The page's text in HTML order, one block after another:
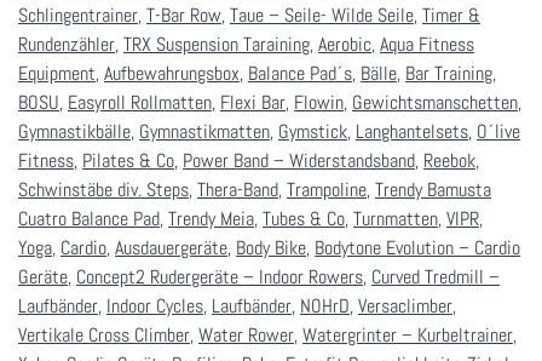
Schlingentrainer,T-Bar Row,Taue – Seile- Wilde Seile,Timer &
Rundenzähler,TRX Suspension Taraining,Aerobic,Aqua Fitness
Equipment,Aufbewahrungsbox, Balance Pad´s, Bälle, Bar Training,
BOSU, Easyroll Rollmatten, Flexi Bar, Flowin, Gewichtsmanschetten,
Gymnastikbälle, Gymnastikmatten, Gymstick, Langhantelsets, O´live
Fitness, Pilates & Co, Power Band – Widerstandsband, Reebok,
Schwinstäbe div. Steps,Thera-Band,Trampoline,Trendy Bamusta
Cuatro Balance Pad,Trendy Meia,Tubes & Co,Turnmatten,VIPR,
Yoga, Cardio,Ausdauergeräte, Body Bike, Bodytone Evolution – Cardio
Geräte, Concept2 Rudergeräte – Indoor Rowers, Curved Tredmill –
Laufbänder, Indoor Cycles, Laufbänder, NOHrD,Versaclimber,
Vertikale Cross Climber,Water Rower,Watergrinter – Kurbeltrainer,